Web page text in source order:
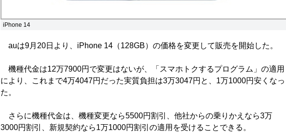
iPhone 14
auは9月20日より、iPhone 14（128GB）の価格を変更して販売を開始した。
機種代金は12万7900円で変更はないが、「スマホトクするプログラム」の適用
により、これまで4万4047円だった実質負担は3万3047円と、1万1000円安くなっ
た。
さらに機種代金は、機種変更なら5500円割引、他社からの乗りかえなら3万
3000円割引、新規契約なら1万1000円割引の適用を受けることできる。